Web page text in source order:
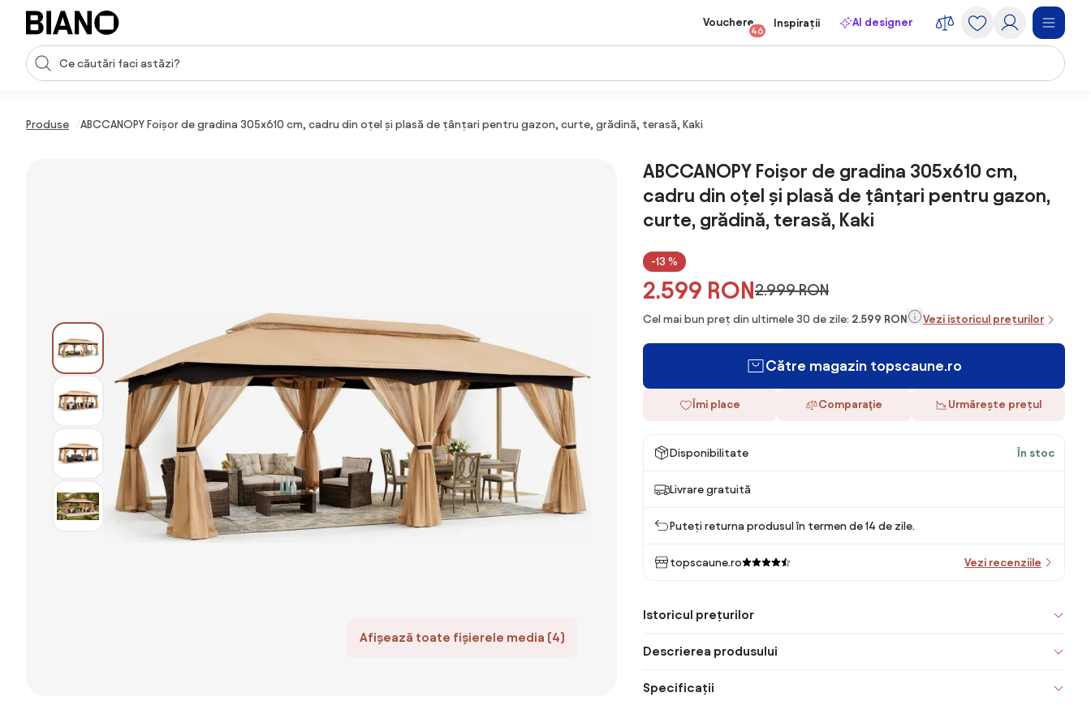
Sari peste navigare, accesează conținutul
Introducerea căutării
Vouchere
46
Inspirații AI designer
Produse ABCCANOPY Foișor de gradina 305x610 cm, cadru din oțel și plasă de țânțari pentru gazon, curte, grădină, terasă, Kaki
Afișează toate fișierele media (4)
ABCCANOPY Foișor de gradina 305x610 cm,
cadru din oțel și plasă de țânțari pentru gazon,
curte, grădină, terasă, Kaki
-13 %
2.599 RON2.999 RON
Cel mai bun preț din ultimele 30 de zile: 2.599 RON Vezi istoricul prețurilor
Către magazin topscaune.ro
Îmi place Comparaţie Urmărește prețul
Disponibilitate În stoc
Livrare gratuită
Puteți returna produsul în termen de 14 de zile.
topscaune.ro Vezi recenziile
Istoricul prețurilor
Descrierea produsului
Specificații